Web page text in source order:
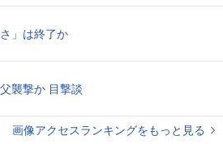
」は終了か
襲撃か 目撃談
画像アクセスランキングをもっと見る